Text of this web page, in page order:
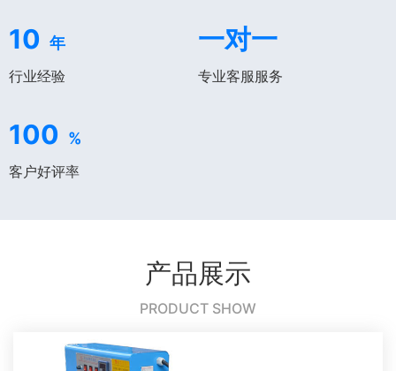
10 年
行业经验
一对一
专业客服服务
100 %
客户好评率
产品展示
PRODUCT SHOW